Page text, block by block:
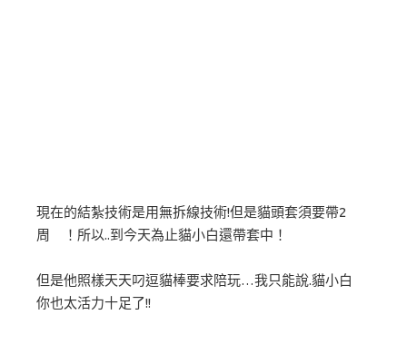
現在的結紮技術是用無拆線技術!但是貓頭套須要帶2
周 ！所以..到今天為止貓小白還帶套中！
但是他照樣天天叼逗貓棒要求陪玩…我只能說.貓小白
你也太活力十足了!!